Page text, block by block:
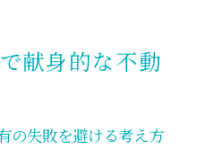
ための不動産投資心
の動向分析が鍵とな
献身的な不動
の失敗を避ける考え方